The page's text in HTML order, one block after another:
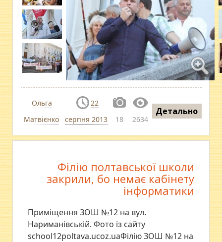
Ольга
Матвієнко
22
серпня 2013
18 2634
Детально
Філію полтавської школи
закрили, бо немає кабінету
інформатики
Приміщення ЗОШ №12 на вул.
Нариманівській. Фото із сайту
school12poltava.ucoz.uaФілію ЗОШ №12 на